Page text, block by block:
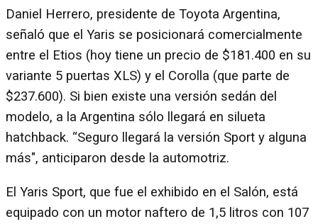
Daniel Herrero, presidente de Toyota Argentina,
señaló que el Yaris se posicionará comercialmente
entre el Etios (hoy tiene un precio de $181.400 en su
variante 5 puertas XLS) y el Corolla (que parte de
$237.600). Si bien existe una versión sedán del
modelo, a la Argentina sólo llegará en silueta
hatchback. “Seguro llegará la versión Sport y alguna
más", anticiparon desde la automotriz.
El Yaris Sport, que fue el exhibido en el Salón, está
equipado con un motor naftero de 1,5 litros con 107